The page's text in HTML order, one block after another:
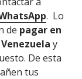
. Lo
de pagar en
y
De esta
tus